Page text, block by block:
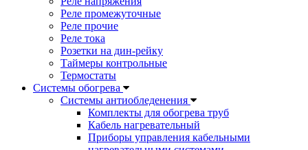
Реле промежуточные
Реле прочие
Реле тока
Розетки на дин-рейку
Таймеры контрольные
Термостаты
Системы обогрева
Системы антиобледенения
Комплекты для обогрева труб
Кабель нагревательный
Приборы управления кабельными